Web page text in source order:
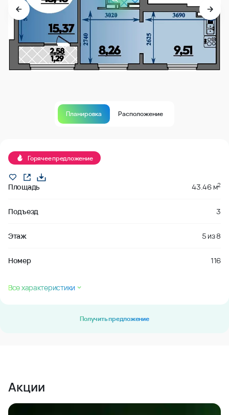
Планировка Расположение
Горячее предложение
Площадь 43.46 м2
Подъезд 3
Этаж 5 из8
Номер 116
Все характеристики
Получить предложение
Акции